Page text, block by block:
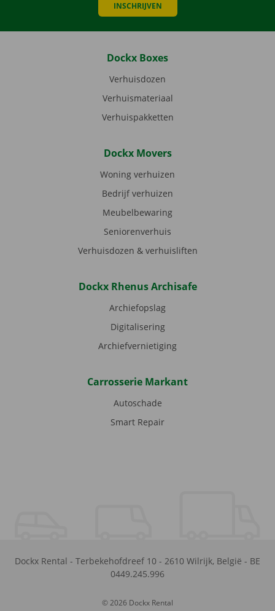
INSCHRIJVEN
Dockx Boxes
Verhuisdozen
Verhuismateriaal
Verhuispakketten
Dockx Movers
Woning verhuizen
Bedrijf verhuizen
Meubelbewaring
Seniorenverhuis
Verhuisdozen & verhuisliften
Dockx Rhenus Archisafe
Archiefopslag
Digitalisering
Archiefvernietiging
Carrosserie Markant
Autoschade
Smart Repair
Dockx Rental - Terbekehofdreef 10 - 2610 Wilrijk, België - BE
0449.245.996
© 2026 Dockx Rental